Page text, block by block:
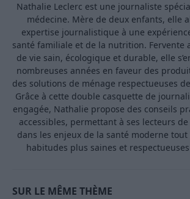
Nathalie Leclerc est une journaliste
médecine. Mère de deux enfants, elle
expertise journalistique à une
santé familiale et de la nutrition. Fervente
de vie sain, écologique et durable, elle
nombreuses années en faveur des
des solutions de ménage respectueuses
Grâce à cette double casquette de
engagée, Nathalie propose des conseils
accessibles, permettant à ses lecteurs
dans les enjeux de la santé moderne
habitudes plus saines et
SUR LE MÊME THÈME